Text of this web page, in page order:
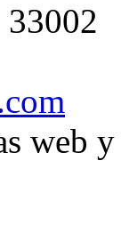
web